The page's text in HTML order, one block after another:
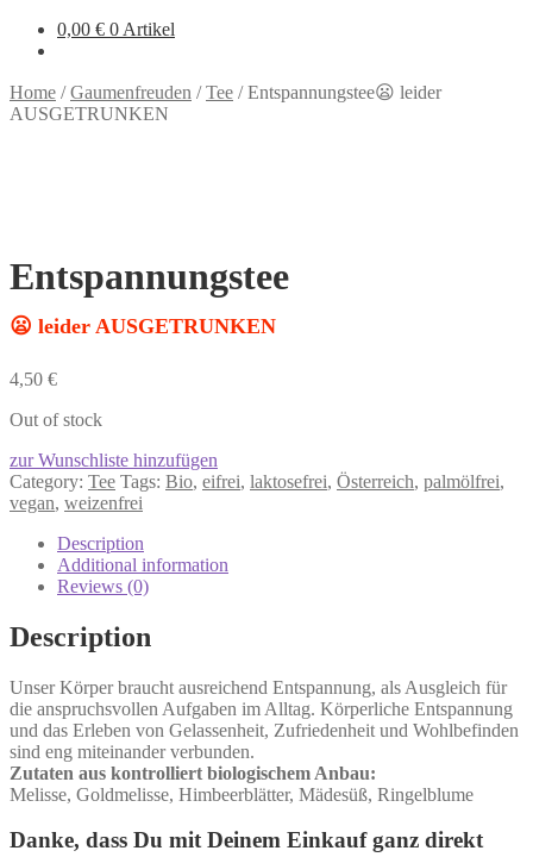
0,00 € 0 Artikel
Home /Gaumenfreuden /Tee /Entspannungstee😦 leider
AUSGETRUNKEN
Entspannungstee
😦 leider AUSGETRUNKEN
4,50 €
Out of stock
zur Wunschliste hinzufügen
Category: Tee Tags: Bio, eifrei, laktosefrei, Österreich, palmölfrei,
vegan, weizenfrei
Description
Additional information
Reviews (0)
Description
Unser Körper braucht ausreichend Entspannung, als Ausgleich für
die anspruchsvollen Aufgaben im Alltag. Körperliche Entspannung
und das Erleben von Gelassenheit, Zufriedenheit und Wohlbefinden
sind eng miteinander verbunden.
Zutaten aus kontrolliert biologischem Anbau:
Melisse, Goldmelisse, Himbeerblätter, Mädesüß, Ringelblume
Danke, dass Du mit Deinem Einkauf ganz direkt